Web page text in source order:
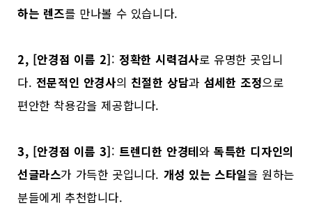
하는 렌즈를 만나볼 수 있습니다.
2, [안경점 이름 2]:정확한 시력검사로 유명한 곳입니
다. 전문적인 안경사의 친절한 상담과 섬세한 조정으로
편안한 착용감을 제공합니다.
3, [안경점 이름 3]: 트렌디한 안경테와독특한 디자인의
선글라스가 가득한 곳입니다. 개성 있는 스타일을 원하는
분들에게 추천합니다.